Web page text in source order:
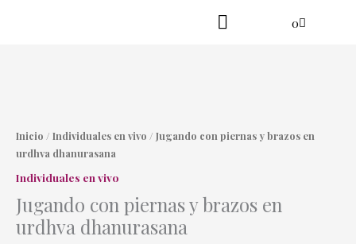
0
Cart
Inicio / Individuales en vivo / Jugando con piernas y brazos en
urdhva dhanurasana
Individuales en vivo
Jugando con piernas y brazos en
urdhva dhanurasana
piernas
y
en
urdhva
dhanurasana
cantidad